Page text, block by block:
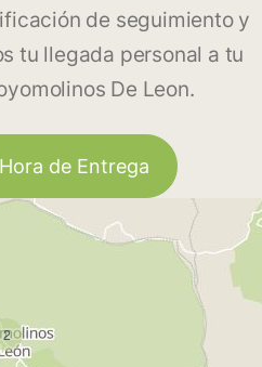
de seguimiento y
tu llegada personal a tu
De Leon.
de Entrega
2